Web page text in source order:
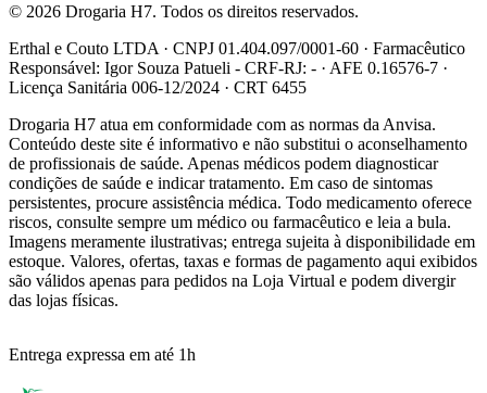
© 2026 Drogaria H7. Todos os direitos reservados.
Erthal e Couto LTDA · CNPJ 01.404.097/0001-60 · Farmacêutico
Responsável: Igor Souza Patueli - CRF-RJ: - · AFE 0.16576-7 ·
Licença Sanitária 006-12/2024 · CRT 6455
Drogaria H7 atua em conformidade com as normas da Anvisa.
Conteúdo deste site é informativo e não substitui o aconselhamento
de profissionais de saúde. Apenas médicos podem diagnosticar
condições de saúde e indicar tratamento. Em caso de sintomas
persistentes, procure assistência médica. Todo medicamento oferece
riscos, consulte sempre um médico ou farmacêutico e leia a bula.
Imagens meramente ilustrativas; entrega sujeita à disponibilidade em
estoque. Valores, ofertas, taxas e formas de pagamento aqui exibidos
são válidos apenas para pedidos na Loja Virtual e podem divergir
das lojas físicas.
Entrega expressa em até 1h